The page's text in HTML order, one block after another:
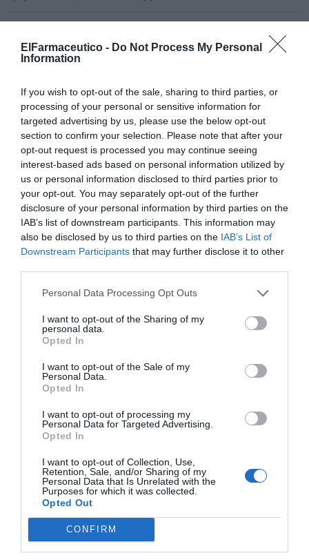
ElFarmaceutico - Do Not Process My Personal
Information
If you wish to opt-out of the sale, sharing to third parties, or
processing of your personal or sensitive information for
targeted advertising by us, please use the below opt-out
section to confirm your selection. Please note that after your
opt-out request is processed you may continue seeing
interest-based ads based on personal information utilized by
us or personal information disclosed to third parties prior to
your opt-out. You may separately opt-out of the further
disclosure of your personal information by third parties on the
IAB’s list of downstream participants. This information may
also be disclosed by us to third parties on the IAB’s List of
Downstream Participants that may further disclose it to other
Personal Data Processing Opt Outs
I want to opt-out of the Sharing of my
personal data.
Opted In
I want to opt-out of the Sale of my
Personal Data.
Opted In
I want to opt-out of processing my
Personal Data for Targeted Advertising.
Opted In
I want to opt-out of Collection, Use,
Retention, Sale, and/or Sharing of my
Personal Data that Is Unrelated with the
Purposes for which it was collected.
Opted Out
CONFIRM
visibilidad de la endometriosis y su
17/03/2026
El MICOF y la Asociación de Afectadas de
Endometriosis de Valencia distribuyen
folletos informativos en más de 1.200
farmacias para concienciar sobre esta
enfermedad crónica que afecta a millones de
Frente al calor extremo, tu farmacia
te cuida
Noticias y novedades
Redacción
27/05/2025
Campaña de las farmacias valencianas para
El Consell Valencià de Col.legis de
“Abrígate contra el frío”
Noticias y novedades
Redacción
22/12/2022
Contra el Cáncer Valencia promueve
una campaña informativa sobre el
cáncer de próstata